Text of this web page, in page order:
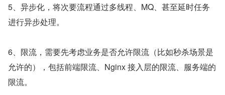
5、异步化，将次要流程通过多线程、MQ、甚至延时任务
进行异步处理。
6、限流，需要先考虑业务是否允许限流（比如秒杀场景是
允许的），包括前端限流、Nginx 接入层的限流、服务端的
限流。